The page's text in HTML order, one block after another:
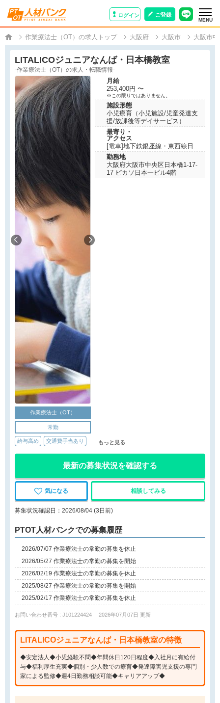
ログイン ご登録
MENU
作業療法士（OT）の求人トップ 大阪府 大阪市 大阪市
LITALICOジュニアなんば・日本橋教室
-作業療法士（OT）の求人・転職情報-
作業療法士（OT）
常勤
月給
253,400円 〜
※この限りではありません。
施設形態
小児療育（小児施設/児童発達支
援/放課後等デイサービス）
最寄り・
アクセス
[電車]地下鉄銀座線・東西線日本
橋駅から徒歩1分
勤務地
大阪府大阪市中央区日本橋1-17-
17 ピカソ日本一ビル4階
給与高め 交通費手当あり もっと見る
最新の募集状況を確認する
気になる 相談してみる
募集状況確認日：2026/08/04 (3日前)
PTOT人材バンクでの募集履歴
2026/07/07 作業療法士の常勤の募集を休止
2026/05/27 作業療法士の常勤の募集を開始
2026/02/19 作業療法士の常勤の募集を休止
2025/08/27 作業療法士の常勤の募集を開始
2025/02/17 作業療法士の常勤の募集を休止
お問い合わせ番号 : J101224424 2026年07月07日 更新
LITALICOジュニアなんば・日本橋教室の特徴
◆安定法人◆小児経験不問◆年間休日120日程度◆入社月に有給付
与◆福利厚生充実◆個別・少人数での療育◆発達障害児支援の専門
家による監修◆週4日勤務相談可能◆キャリアアップ◆